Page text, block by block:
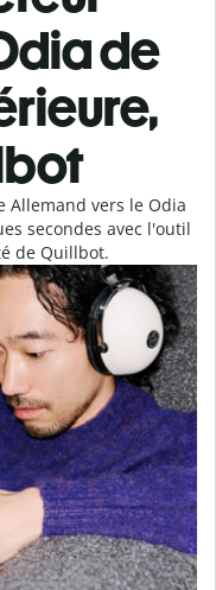
de
Allemand vers le Odia
secondes avec l'outil
de Quillbot.